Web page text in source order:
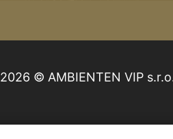
2026 © AMBIENTEN VIP